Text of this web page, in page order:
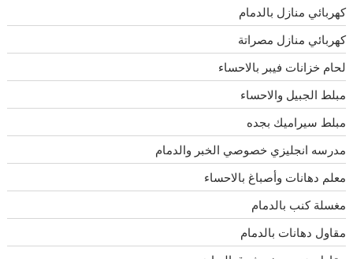
كهربائي منازل بالدمام
كهربائي منازل مصراتة
لحام خزانات فيبر بالاحساء
مبلط الجبيل والاحساء
مبلط سيراميك بجده
مدرسه انجليزي خصوصي الخبر والدمام
معلم دهانات وأصباغ بالاحساء
مغسلة كنب بالدمام
مقاول دهانات بالدمام